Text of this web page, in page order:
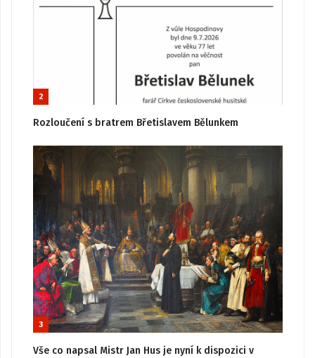
2
Rozloučení s bratrem Břetislavem Bělunkem
3
Vše co napsal Mistr Jan Hus je nyní k dispozici v